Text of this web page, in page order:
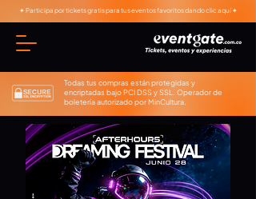
✦ Participa por tickets gratis para tus eventos favoritos dando clic aquí ✦
Todas tus compras están protegidas y
encriptadas bajo PCI DSS y SSL. Operador de
boletería autorizado por MinCultura.